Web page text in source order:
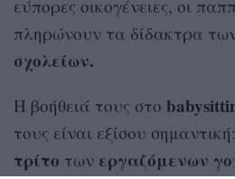
εύπορες οικογένειες, οι
πληρώνουν τα δίδακτρα
σχολείων.
Η βοήθειά τους στο
τους είναι εξίσου
τρίτο των εργαζόμενων